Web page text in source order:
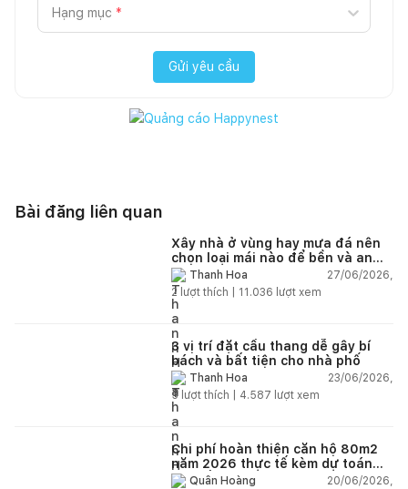
Hạng mục *
Gửi yêu cầu
Bài đăng liên quan
Xây nhà ở vùng hay mưa đá nên
chọn loại mái nào để bền và an
toàn?Thanh Hoa
27/06/2026,
2 lượt thích | 11.036 lượt xem
3 vị trí đặt cầu thang dễ gây bí
bách và bất tiện cho nhà phố
Thanh Hoa
23/06/2026,
5 lượt thích | 4.587 lượt xem
Chi phí hoàn thiện căn hộ 80m2
năm 2026 thực tế kèm dự toán
chi tiết từng hạng mục
Quân Hoàng
20/06/2026,